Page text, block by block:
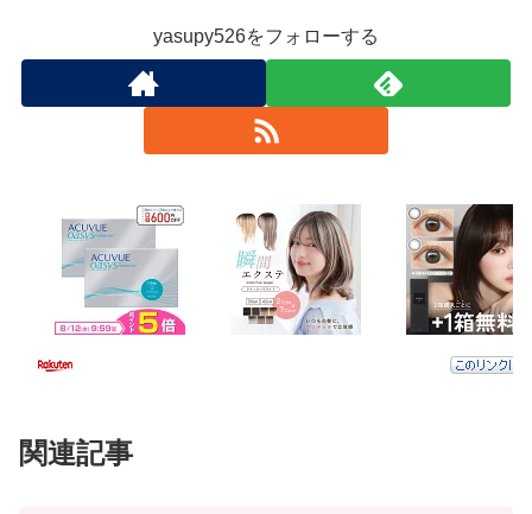
yasupy526をフォローする
関連記事